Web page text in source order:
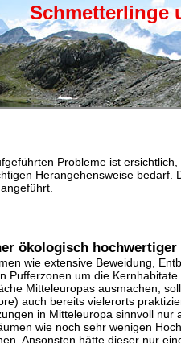
Schmetterlinge
Probleme ist
Herangehensweise bedarf.
ökologisch hochwertiger
wie extensive Beweidung,
Pufferzonen um die
Mitteleuropas ausmachen,
auch bereits vielerorts
in Mitteleuropa sinnvoll nur
wie noch sehr wenigen
Ansonsten hätte dieser nur